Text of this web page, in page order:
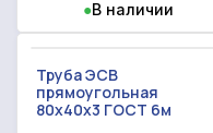
●В наличии
Труба ЭСВ
прямоугольная
80х40х3 ГОСТ 6м